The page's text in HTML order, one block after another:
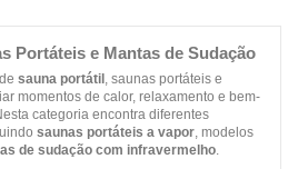
Portáteis e Mantas de Sudação
sauna portátil , saunas portáteis e
momentos de calor, relaxamento e bem-
categoria encontra diferentes
saunas portáteis a vapor, modelos
de sudação com infravermelho.